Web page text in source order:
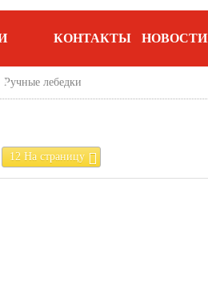
КОНТАКТЫ НОВОСТИ
Ручные лебедки
12 На страницу